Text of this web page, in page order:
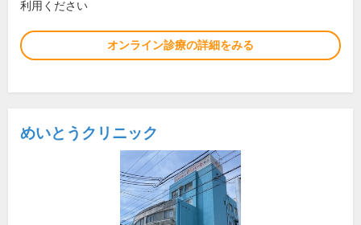
利用ください
オンライン診療の詳細をみる
めいとうクリニック